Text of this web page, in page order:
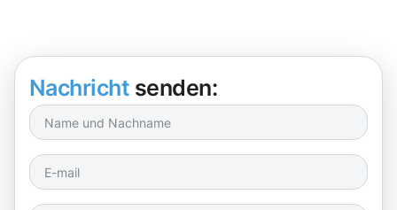
Nachricht senden: